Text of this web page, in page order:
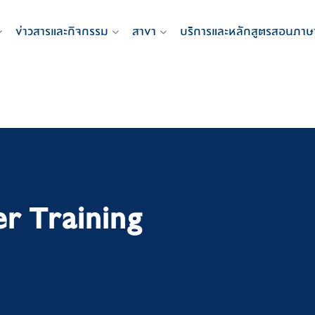
ข่าวสารและกิจกรรม สาขา บริการและหลักสูตรสอนภาษ
Training